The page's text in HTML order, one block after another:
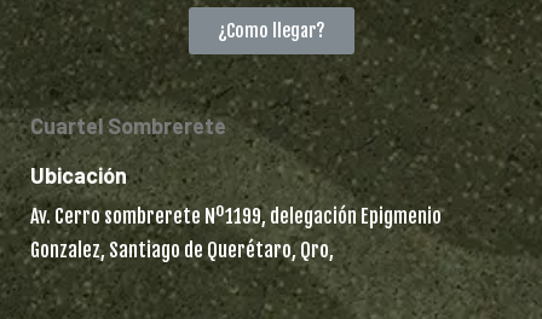
¿Como llegar?
Cuartel Sombrerete
Ubicación
Av. Cerro sombrerete Nº1199, delegación Epigmenio
Gonzalez, Santiago de Querétaro, Qro,